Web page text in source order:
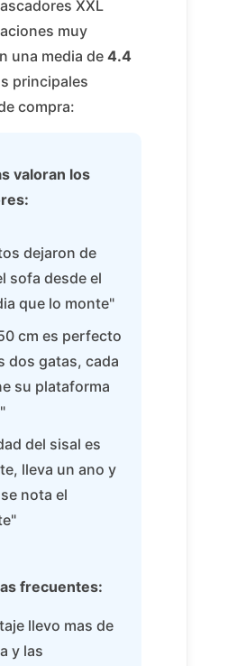
XXL
muy
una media de 4.4
principales
compra:
valoran los
dejaron de
sofa desde el
que lo monte"
cm es perfecto
dos gatas, cada
su plataforma
del sisal es
lleva un ano y
nota el
frecuentes:
llevo mas de
y las